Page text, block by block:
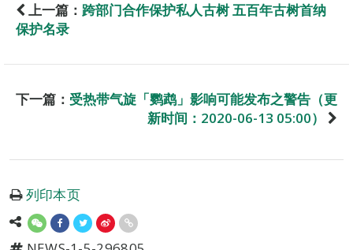
上一篇： 跨部门合作保护私人古树 五百年古树首纳
保护名录
下一篇： 受热带气旋「鹦鹉」影响可能发布之警告（更
新时间：2020-06-13 05:00）
列印本页